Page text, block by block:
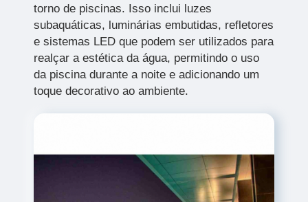
torno de piscinas. Isso inclui luzes
subaquáticas, luminárias embutidas, refletores
e sistemas LED que podem ser utilizados para
realçar a estética da água, permitindo o uso
da piscina durante a noite e adicionando um
toque decorativo ao ambiente.